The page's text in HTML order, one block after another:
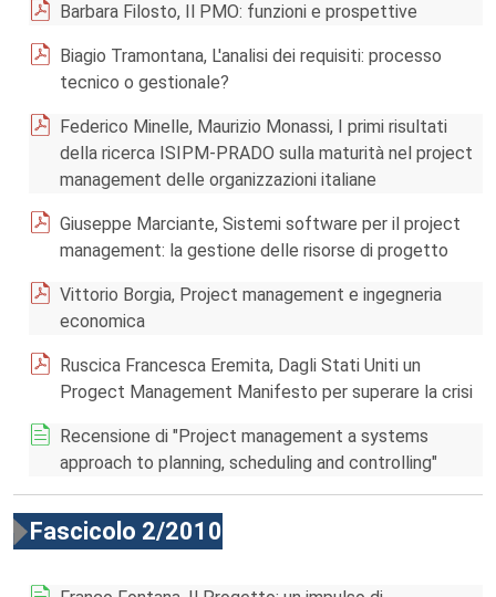
Barbara Filosto, Il PMO: funzioni e prospettive
Biagio Tramontana, L'analisi dei requisiti: processo
tecnico o gestionale?
Federico Minelle, Maurizio Monassi, I primi risultati
della ricerca ISIPM-PRADO sulla maturità nel project
management delle organizzazioni italiane
Giuseppe Marciante, Sistemi software per il project
management: la gestione delle risorse di progetto
Vittorio Borgia, Project management e ingegneria
economica
Ruscica Francesca Eremita, Dagli Stati Uniti un
Progect Management Manifesto per superare la crisi
Recensione di "Project management a systems
approach to planning, scheduling and controlling"
Fascicolo 2/2010